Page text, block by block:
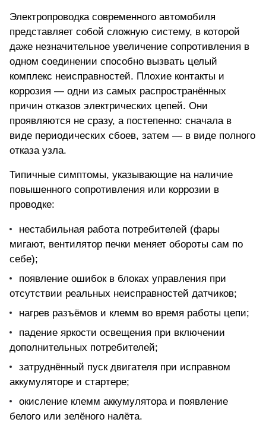
Электропроводка современного автомобиля
представляет собой сложную систему, в которой
даже незначительное увеличение сопротивления в
одном соединении способно вызвать целый
комплекс неисправностей. Плохие контакты и
коррозия — одни из самых распространённых
причин отказов электрических цепей. Они
проявляются не сразу, а постепенно: сначала в
виде периодических сбоев, затем — в виде полного
отказа узла.
Типичные симптомы, указывающие на наличие
повышенного сопротивления или коррозии в
проводке:
нестабильная работа потребителей (фары
мигают, вентилятор печки меняет обороты сам по
себе);
появление ошибок в блоках управления при
отсутствии реальных неисправностей датчиков;
нагрев разъёмов и клемм во время работы цепи;
падение яркости освещения при включении
дополнительных потребителей;
затруднённый пуск двигателя при исправном
аккумуляторе и стартере;
окисление клемм аккумулятора и появление
белого или зелёного налёта.